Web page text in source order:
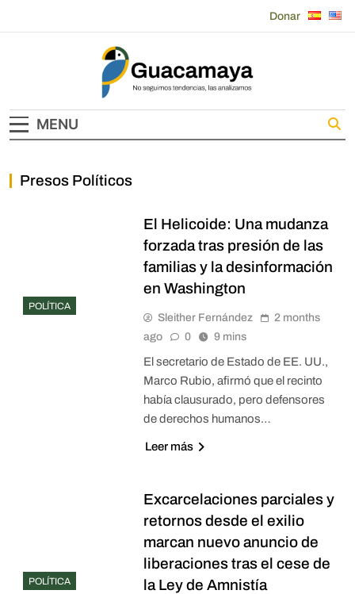
Donar
Guacamaya
MENU
Presos Políticos
POLÍTICA
El Helicoide: Una mudanza
forzada tras presión de las
familias y la desinformación
en Washington
Sleither Fernández
2 months
ago
0 9 mins
El secretario de Estado de EE. UU.,
Marco Rubio, afirmó que el recinto
había clausurado, pero defensores
de derechos humanos…
Leer más
POLÍTICA
Excarcelaciones parciales y
retornos desde el exilio
marcan nuevo anuncio de
liberaciones tras el cese de
la Ley de Amnistía